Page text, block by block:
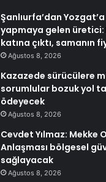
Şanlıurfa’dan
yapmaya gelen üretici:
katına çıktı, samanın
Ağustos 8, 2026
Kazazede sürücülere
sorumlular bozuk yol
ödeyecek
Ağustos 8, 2026
Cevdet Yılmaz: Mekke
Anlaşması bölgesel
sağlayacak
Ağustos 8, 2026